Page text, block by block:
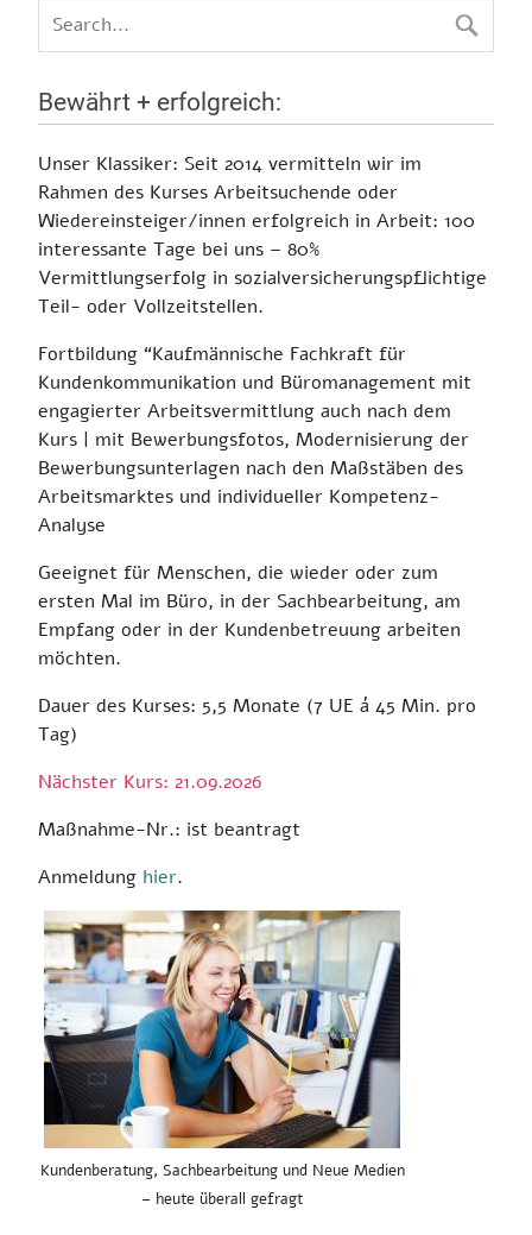
Bewährt + erfolgreich:
Unser Klassiker: Seit 2014 vermitteln wir im
Rahmen des Kurses Arbeitsuchende oder
Wiedereinsteiger/innen erfolgreich in Arbeit: 100
interessante Tage bei uns – 80%
Vermittlungserfolg in sozialversicherungspflichtige
Teil- oder Vollzeitstellen.
Fortbildung “Kaufmännische Fachkraft für
Kundenkommunikation und Büromanagement mit
engagierter Arbeitsvermittlung auch nach dem
Kurs | mit Bewerbungsfotos, Modernisierung der
Bewerbungsunterlagen nach den Maßstäben des
Arbeitsmarktes und individueller Kompetenz-
Analyse
Geeignet für Menschen, die wieder oder zum
ersten Mal im Büro, in der Sachbearbeitung, am
Empfang oder in der Kundenbetreuung arbeiten
möchten.
Dauer des Kurses: 5,5 Monate (7 UE á 45 Min. pro
Tag)
Nächster Kurs: 21.09.2026
Maßnahme-Nr.: ist beantragt
Anmeldung hier.
Kundenberatung, Sachbearbeitung und Neue Medien
– heute überall gefragt